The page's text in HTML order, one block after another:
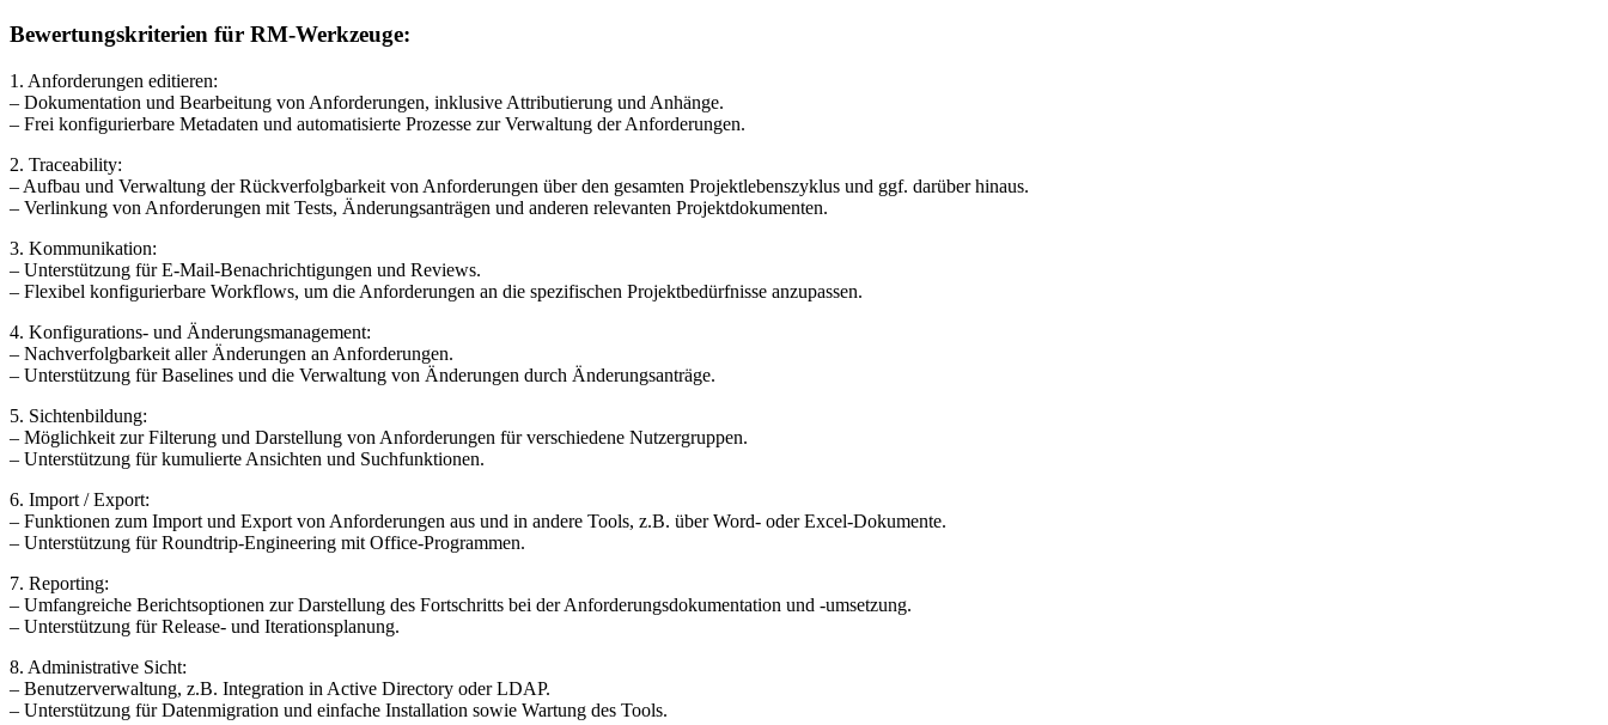
Bewertungskriterien für RM-Werkzeuge:
1. Anforderungen editieren:
– Dokumentation und Bearbeitung von Anforderungen, inklusive Attributierung und Anhänge.
– Frei konfigurierbare Metadaten und automatisierte Prozesse zur Verwaltung der Anforderungen.
2. Traceability:
– Aufbau und Verwaltung der Rückverfolgbarkeit von Anforderungen über den gesamten Projektlebenszyklus und ggf. darüber hinaus.
– Verlinkung von Anforderungen mit Tests, Änderungsanträgen und anderen relevanten Projektdokumenten.
3. Kommunikation:
– Unterstützung für E-Mail-Benachrichtigungen und Reviews.
– Flexibel konfigurierbare Workflows, um die Anforderungen an die spezifischen Projektbedürfnisse anzupassen.
4. Konfigurations- und Änderungsmanagement:
– Nachverfolgbarkeit aller Änderungen an Anforderungen.
– Unterstützung für Baselines und die Verwaltung von Änderungen durch Änderungsanträge.
5. Sichtenbildung:
– Möglichkeit zur Filterung und Darstellung von Anforderungen für verschiedene Nutzergruppen.
– Unterstützung für kumulierte Ansichten und Suchfunktionen.
6. Import / Export:
– Funktionen zum Import und Export von Anforderungen aus und in andere Tools, z.B. über Word- oder Excel-Dokumente.
– Unterstützung für Roundtrip-Engineering mit Office-Programmen.
7. Reporting:
– Umfangreiche Berichtsoptionen zur Darstellung des Fortschritts bei der Anforderungsdokumentation und -umsetzung.
– Unterstützung für Release- und Iterationsplanung.
8. Administrative Sicht:
– Benutzerverwaltung, z.B. Integration in Active Directory oder LDAP.
– Unterstützung für Datenmigration und einfache Installation sowie Wartung des Tools.